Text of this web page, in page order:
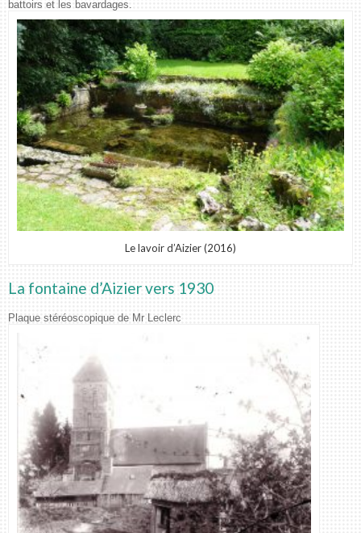
battoirs et les bavardages.
Le lavoir d’Aizier (2016)
La fontaine d’Aizier vers 1930
Plaque stéréoscopique de Mr Leclerc